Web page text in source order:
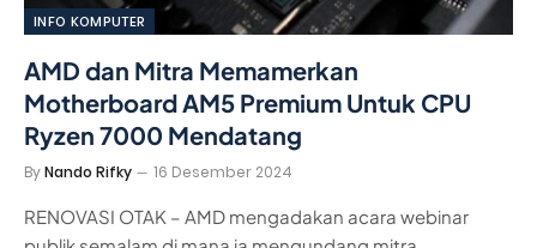
INFO KOMPUTER
AMD dan Mitra Memamerkan
Motherboard AM5 Premium Untuk CPU
Ryzen 7000 Mendatang
ByNando Rifky 16 Desember 2024
RENOVASI OTAK – AMD mengadakan acara webinar